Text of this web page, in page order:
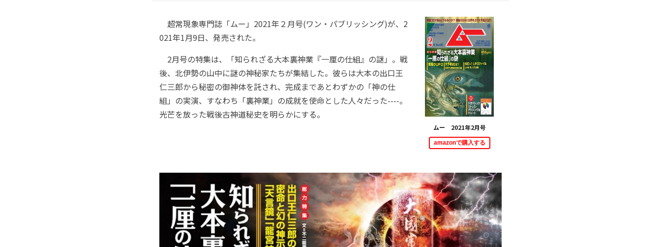
ムー 2021年2月号
amazonで購入する
超常現象専門誌「ムー」2021年２月号(ワン・パブリッシング)が、2
021年1月9日、発売された。
2月号の特集は、「知られざる大本裏神業『一厘の仕組』の謎」。戦
後、北伊勢の山中に謎の神秘家たちが集結した。彼らは大本の出口王
仁三郎から秘密の御神体を託され、完成まであとわずかの「神の仕
組」の実演、すなわち「裏神業」の成就を使命とした人々だった----。
光芒を放った戦後古神道秘史を明らかにする。